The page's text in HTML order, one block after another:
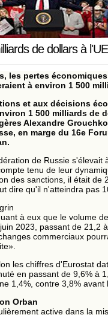
bébés dans les couveuses...
de dollars à
les pertes
à environ 1 500
et aux décisions
1 500 milliards de
Alexandre
en marge du 16e
de Russie s'élevait
tenu de leur
des sanctions, il était de
dire qu'il n'atteindra pas
à eux que le volume
2023, passant de 21,2
commerciaux
les chiffres d'Eurostat
en passant de 9,6% à
1,4%, contre 3,8% avant
Orban
active dans la